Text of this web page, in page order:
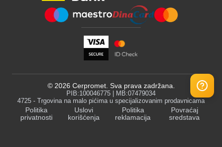
© 2026 Cerpromet. Sva prava zadržana.
PIB:100046775 | MB:07479034
4725 - Trgovina na malo pićima u specijalizovanim prodavnicama
Politika
privatnosti
Uslovi
korišćenja
Politika
reklamacija
Povraćaj
sredstava